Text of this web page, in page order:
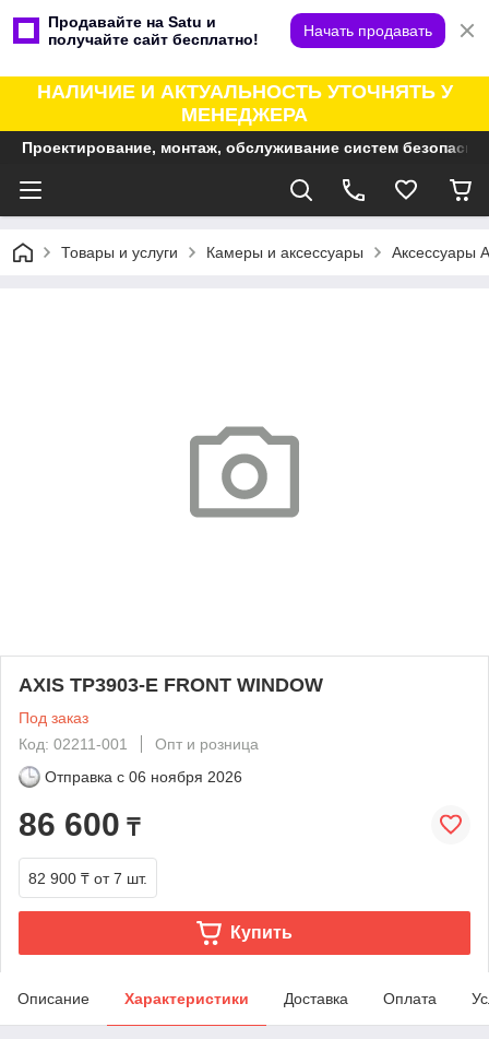
Продавайте на Satu и
получайте сайт бесплатно!
Начать продавать
НАЛИЧИЕ И АКТУАЛЬНОСТЬ УТОЧНЯТЬ У
МЕНЕДЖЕРА
Проектирование, монтаж, обслуживание систем
Товары и услуги Камеры и аксессуары Аксессуары
AXIS TP3903-E FRONT WINDOW
Под заказ
Код: 02211-001
Опт и розница
Отправка с 06 ноября 2026
86 600 ₸
82 900 ₸ от 7 шт.
Купить
Описание Характеристики Доставка Оплата